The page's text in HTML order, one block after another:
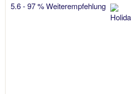
5.6 - 97 % Weiterempfehlung